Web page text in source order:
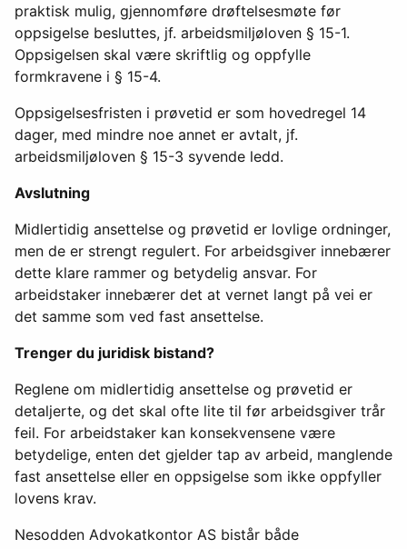
praktisk mulig, gjennomføre drøftelsesmøte før
oppsigelse besluttes, jf. arbeidsmiljøloven § 15-1.
Oppsigelsen skal være skriftlig og oppfylle
formkravene i § 15-4.
Oppsigelsesfristen i prøvetid er som hovedregel 14
dager, med mindre noe annet er avtalt, jf.
arbeidsmiljøloven § 15-3 syvende ledd.
Avslutning
Midlertidig ansettelse og prøvetid er lovlige ordninger,
men de er strengt regulert. For arbeidsgiver innebærer
dette klare rammer og betydelig ansvar. For
arbeidstaker innebærer det at vernet langt på vei er
det samme som ved fast ansettelse.
Trenger du juridisk bistand?
Reglene om midlertidig ansettelse og prøvetid er
detaljerte, og det skal ofte lite til før arbeidsgiver trår
feil. For arbeidstaker kan konsekvensene være
betydelige, enten det gjelder tap av arbeid, manglende
fast ansettelse eller en oppsigelse som ikke oppfyller
lovens krav.
Nesodden Advokatkontor AS bistår både